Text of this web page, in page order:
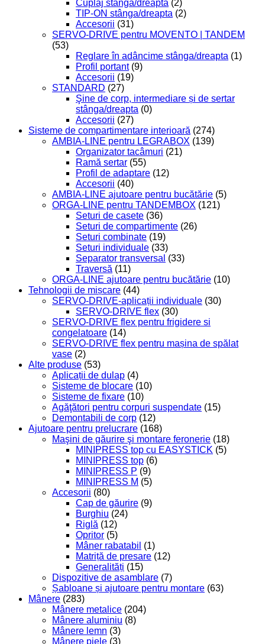
Cuplaj stânga/dreapta (2)
TIP-ON stânga/dreapta (2)
Accesorii (31)
SERVO-DRIVE pentru MOVENTO | TANDEM
(53)
Reglare în adâncime stânga/dreapta (1)
Profil portant (9)
Accesorii (19)
STANDARD (27)
Şine de corp, intermediare și de sertar
stânga/dreapta (0)
Accesorii (27)
Sisteme de compartimentare interioară (274)
AMBIA-LINE pentru LEGRABOX (139)
Organizator tacâmuri (21)
Ramă sertar (55)
Profil de adaptare (12)
Accesorii (40)
AMBIA-LINE ajutoare pentru bucătărie (5)
ORGA-LINE pentru TANDEMBOX (121)
Seturi de casete (36)
Seturi de compartimente (26)
Seturi combinate (19)
Seturi individuale (33)
Separator transversal (33)
Traversă (11)
ORGA-LINE ajutoare pentru bucătărie (10)
Tehnologii de mișcare (44)
SERVO-DRIVE-aplicații individuale (30)
SERVO-DRIVE flex (30)
SERVO-DRIVE flex pentru frigidere si
congelatoare (14)
SERVO-DRIVE flex pentru mașina de spălat
vase (2)
Alte produse (53)
Aplicații de dulap (4)
Sisteme de blocare (10)
Sisteme de fixare (10)
Agăţători pentru corpuri suspendate (15)
Demontabili de corp (12)
Ajutoare pentru prelucrare (168)
Maşini de găurire şi montare feronerie (18)
MINIPRESS top cu EASYSTICK (5)
MINIPRESS top (6)
MINIPRESS P (9)
MINIPRESS M (5)
Accesorii (80)
Cap de găurire (9)
Burghiu (24)
Riglă (12)
Opritor (5)
Mâner rabatabil (1)
Matriță de presare (12)
Generalități (15)
Dispozitive de asamblare (7)
Șabloane și ajutoare pentru montare (63)
Mânere (283)
Mânere metalice (204)
Mânere aluminiu (8)
Mânere lemn (3)
Mânere piele (3)